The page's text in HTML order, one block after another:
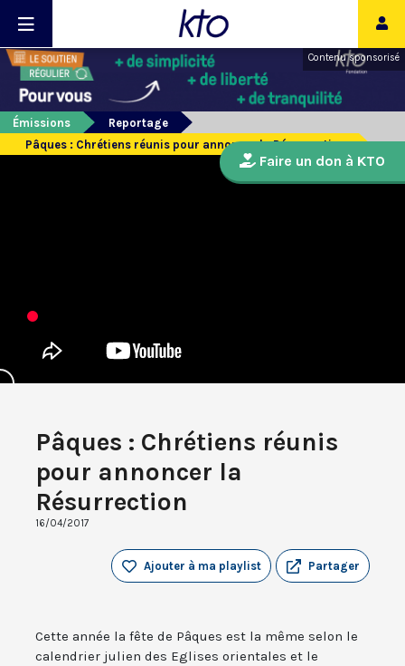
Contenu sponsorisé
Émissions
Reportage
Pâques : Chrétiens réunis pour annoncer la Résurrection
Pâques : Chrétiens réunis
pour annoncer la
Résurrection
16/04/2017
Partager
Ajouter à ma playlist
Cette année la fête de Pâques est la même selon le
calendrier julien des Eglises orientales et le
Faire un don à KTO